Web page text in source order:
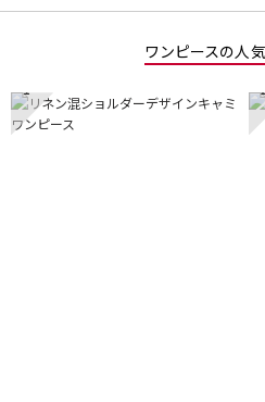
ワンピースの人
1